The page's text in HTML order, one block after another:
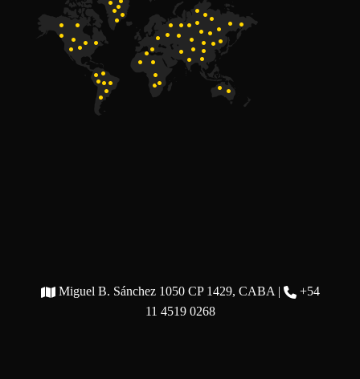
Miguel B. Sánchez 1050 CP 1429, CABA |
+54
11 4519 0268